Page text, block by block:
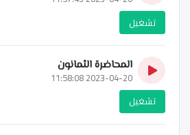
تشغيل
المحاضرة الثمانون
2023-04-20 11:58:08
تشغيل